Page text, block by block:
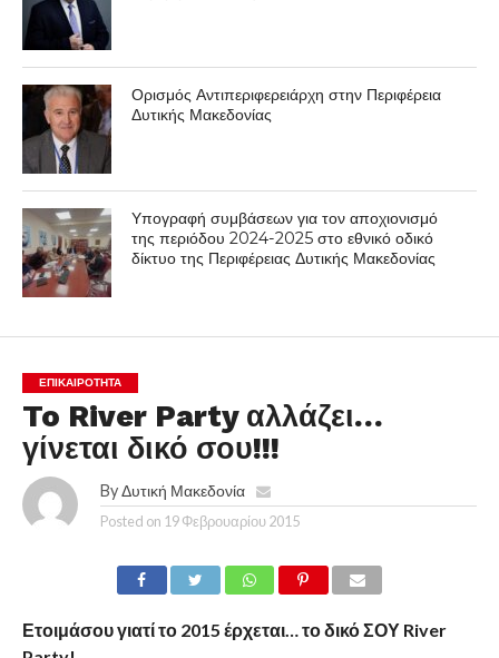
Ορισμός Αντιπεριφερειάρχη στην Περιφέρεια
Δυτικής Μακεδονίας
Υπογραφή συμβάσεων για τον αποχιονισμό
της περιόδου 2024-2025 στο εθνικό οδικό
δίκτυο της Περιφέρειας Δυτικής Μακεδονίας
ΕΠΙΚΑΙΡΟΤΗΤΑ
To River Party αλλάζει…
γίνεται δικό σου!!!
By Δυτική Μακεδονία
Posted on 19 Φεβρουαρίου 2015
Ετοιμάσου γιατί το 2015 έρχεται… το δικό ΣΟΥ River